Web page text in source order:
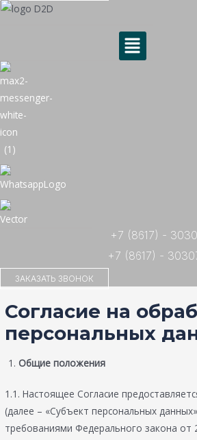
Меню
+7 (8617) -
+7 (8617) -
ЗАКАЗАТЬ ЗВОНОК
Согласие на
персональных
Общие положения
1.1. Настоящее Согласие
(далее – «Субъект персональных
требованиями Федерального закона от